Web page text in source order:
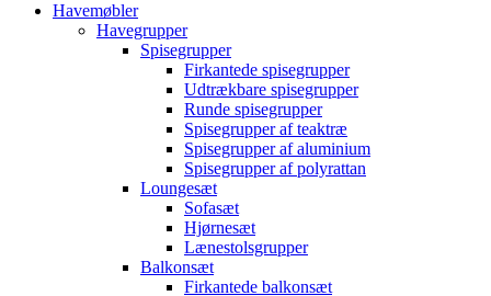
Havemøbler
Havegrupper
Spisegrupper
Firkantede spisegrupper
Udtrækbare spisegrupper
Runde spisegrupper
Spisegrupper af teaktræ
Spisegrupper af aluminium
Spisegrupper af polyrattan
Loungesæt
Sofasæt
Hjørnesæt
Lænestolsgrupper
Balkonsæt
Firkantede balkonsæt